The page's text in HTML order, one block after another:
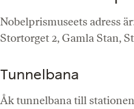
Nobelprismuseets adress
Stortorget 2, Gamla Stan,
Tunnelbana
Åk tunnelbana till